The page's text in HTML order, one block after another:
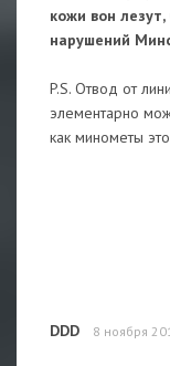
кожи вон
нарушений
P.S. Отвод от
элементарно
как минометы
DDD 8 ноября